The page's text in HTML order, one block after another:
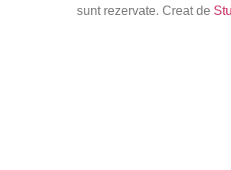
sunt rezervate. Creat de